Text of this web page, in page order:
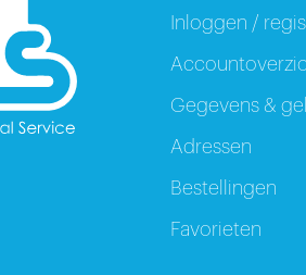
Inloggen /
Gegevens &
Adressen
Bestellingen
Favorieten